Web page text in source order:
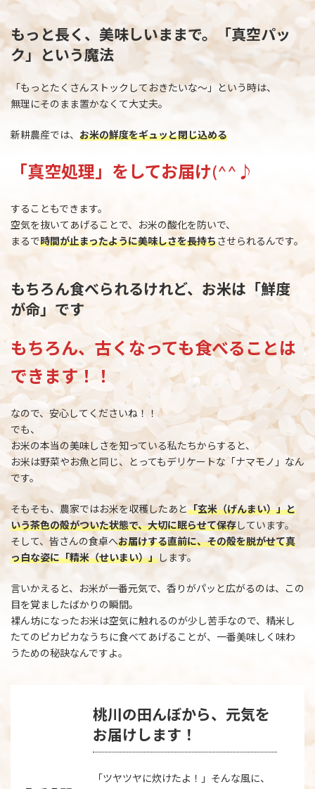
もっと長く、美味しいままで。「真空パッ
ク」という魔法
「もっとたくさんストックしておきたいな～」という時は、
無理にそのまま置かなくて大丈夫。
新耕農産では、 お米の鮮度をギュッと閉じ込める
「真空処理」をしてお届け(^^♪
することもできます。
空気を抜いてあげることで、お米の酸化を防いで、
まるで時間が止まったように美味しさを長持ちさせられるんです。
もちろん食べられるけれど、お米は「鮮度
が命」です
もちろん、古くなっても食べることは
できます！！
なので、安心してくださいね！！
でも、
お米の本当の美味しさを知っている私たちからすると、
お米は野菜やお魚と同じ、とってもデリケートな「ナマモノ」なん
です。
そもそも、農家ではお米を収穫したあと「玄米（げんまい）」と
いう茶色の殻がついた状態で、大切に眠らせて保存しています。
そして、皆さんの食卓へお届けする直前に、その殻を脱がせて真
っ白な姿に「精米（せいまい）」します。
言いかえると、お米が一番元気で、香りがパッと広がるのは、この
目を覚ましたばかりの瞬間。
裸ん坊になったお米は空気に触れるのが少し苦手なので、精米し
たてのピカピカなうちに食べてあげることが、一番美味しく味わ
うための秘訣なんですよ。
桃川の田んぼから、元気を
お届けします！
「ツヤツヤに炊けたよ！」そんな風に、